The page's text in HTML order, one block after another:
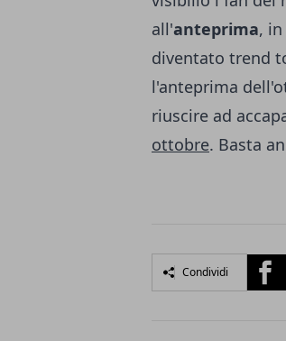
all'anteprima,
diventato trend
l'anteprima
riuscire ad
ottobre. Basta
Condividi